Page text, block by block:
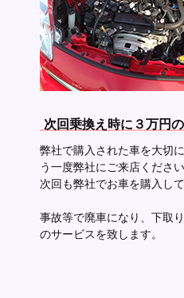
次回乗換え時に３万円
弊社で購入された車を大切
う一度弊社にご来店ください
次回も弊社でお車を購入し
事故等で廃車になり、下取
のサービスを致します。